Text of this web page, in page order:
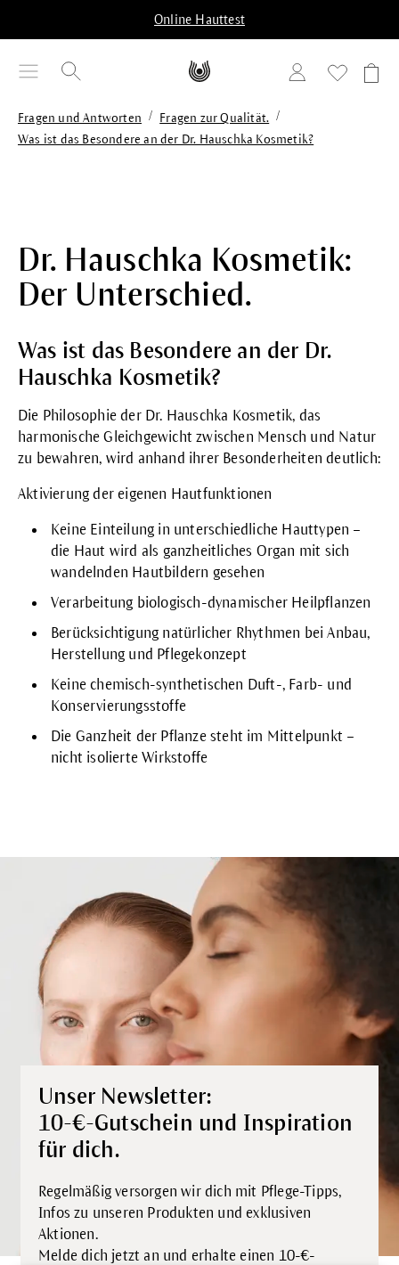
Online Hauttest
Fragen und Antworten / Fragen zur Qualität. /
Was ist das Besondere an der Dr. Hauschka Kosmetik?
Dr. Hauschka Kosmetik:
Der Unterschied.
Was ist das Besondere an der Dr.
Hauschka Kosmetik?
Die Philosophie der Dr. Hauschka Kosmetik, das
harmonische Gleichgewicht zwischen Mensch und Natur
zu bewahren, wird anhand ihrer Besonderheiten deutlich:
Aktivierung der eigenen Hautfunktionen
Keine Einteilung in unterschiedliche Hauttypen –
die Haut wird als ganzheitliches Organ mit sich
wandelnden Hautbildern gesehen
Verarbeitung biologisch-dynamischer Heilpflanzen
Berücksichtigung natürlicher Rhythmen bei Anbau,
Herstellung und Pflegekonzept
Keine chemisch-synthetischen Duft-, Farb- und
Konservierungsstoffe
Die Ganzheit der Pflanze steht im Mittelpunkt –
nicht isolierte Wirkstoffe
Unser Newsletter:
10-€-Gutschein und Inspiration
für dich.
Regelmäßig versorgen wir dich mit Pflege-Tipps,
Infos zu unseren Produkten und exklusiven
Aktionen.
Melde dich jetzt an und erhalte einen 10-€-